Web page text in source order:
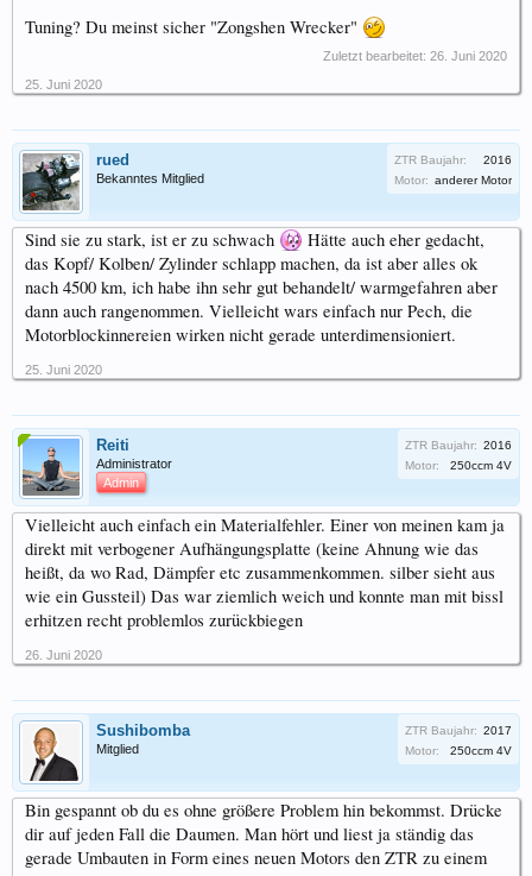
Tuning? Du meinst sicher "Zongshen Wrecker"
Zuletzt bearbeitet: 26. Juni 2020
25. Juni 2020
rued
Bekanntes Mitglied
ZTR Baujahr:
2016
Motor: anderer Motor
Sind sie zu stark, ist er zu schwach
Hätte auch eher gedacht,
das Kopf/ Kolben/ Zylinder schlapp machen, da ist aber alles ok
nach 4500 km, ich habe ihn sehr gut behandelt/ warmgefahren aber
dann auch rangenommen. Vielleicht wars einfach nur Pech, die
Motorblockinnereien wirken nicht gerade unterdimensioniert.
25. Juni 2020
Reiti
Administrator
Admin
ZTR Baujahr: 2016
Motor:
250ccm 4V
Vielleicht auch einfach ein Materialfehler. Einer von meinen kam ja
direkt mit verbogener Aufhängungsplatte (keine Ahnung wie das
heißt, da wo Rad, Dämpfer etc zusammenkommen. silber sieht aus
wie ein Gussteil) Das war ziemlich weich und konnte man mit bissl
erhitzen recht problemlos zurückbiegen
26. Juni 2020
Sushibomba
Mitglied
ZTR Baujahr: 2017
Motor:
250ccm 4V
Bin gespannt ob du es ohne größere Problem hin bekommst. Drücke
dir auf jeden Fall die Daumen. Man hört und liest ja ständig das
gerade Umbauten in Form eines neuen Motors den ZTR zu einem